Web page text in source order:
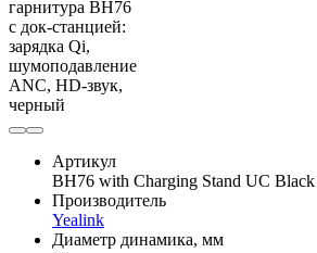
Артикул
BH76 with Charging Stand UC
Производитель
Yealink
Диаметр динамика, мм